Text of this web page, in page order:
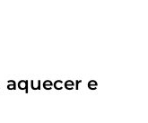
aquecer e